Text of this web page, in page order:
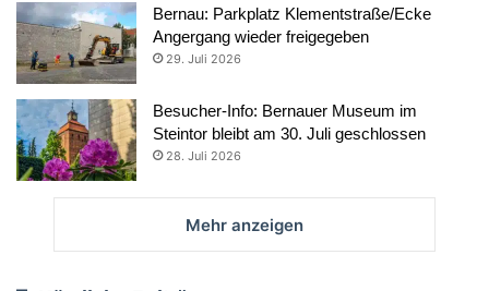
Bernau: Parkplatz Klementstraße/Ecke
Angergang wieder freigegeben
29. Juli 2026
Besucher-Info: Bernauer Museum im
Steintor bleibt am 30. Juli geschlossen
28. Juli 2026
Mehr anzeigen